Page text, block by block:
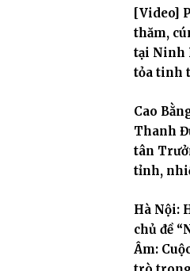
[Video]
thăm,
tại Ninh
tỏa tinh
Cao
Thanh
tân
tỉnh,
Hà Nội:
chủ đề
Âm: